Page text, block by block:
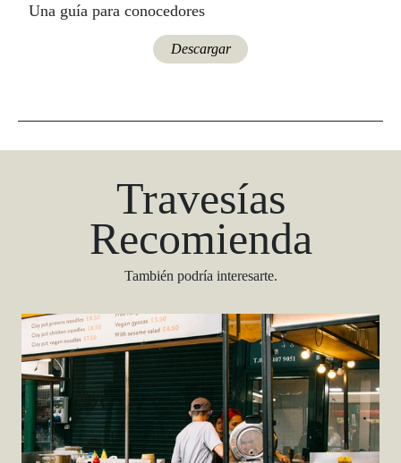
Una guía para conocedores
Descargar
Travesías
Recomienda
También podría interesarte.